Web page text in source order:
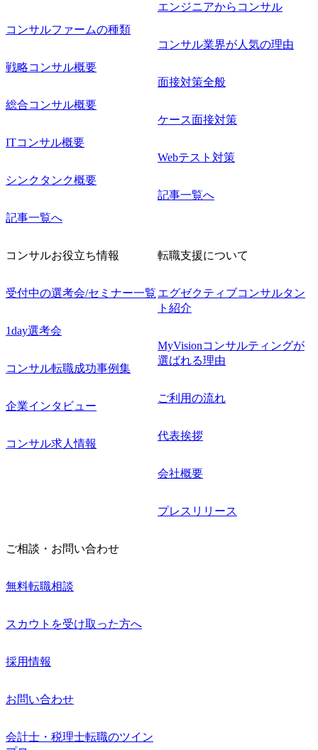
コンサルファームの種類
戦略コンサル概要
総合コンサル概要
ITコンサル概要
シンクタンク概要
記事一覧へ
エンジニアからコンサル
コンサル業界が人気の理由
面接対策全般
ケース面接対策
Webテスト対策
記事一覧へ
コンサルお役立ち情報
受付中の選考会/セミナー一覧
1day選考会
コンサル転職成功事例集
企業インタビュー
コンサル求人情報
転職支援について
エグゼクティブコンサルタン
ト紹介
MyVisionコンサルティングが
選ばれる理由
ご利用の流れ
代表挨拶
会社概要
プレスリリース
ご相談・お問い合わせ
無料転職相談
スカウトを受け取った方へ
採用情報
お問い合わせ
会計士・税理士転職のツイン